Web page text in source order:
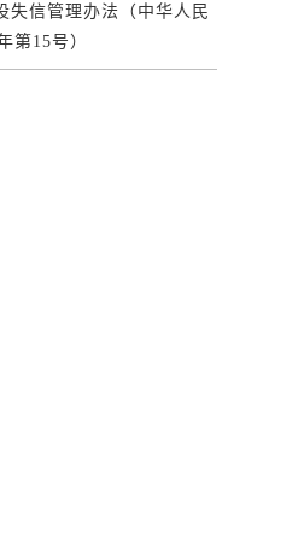
失信管理办法（中华人民
第15号）